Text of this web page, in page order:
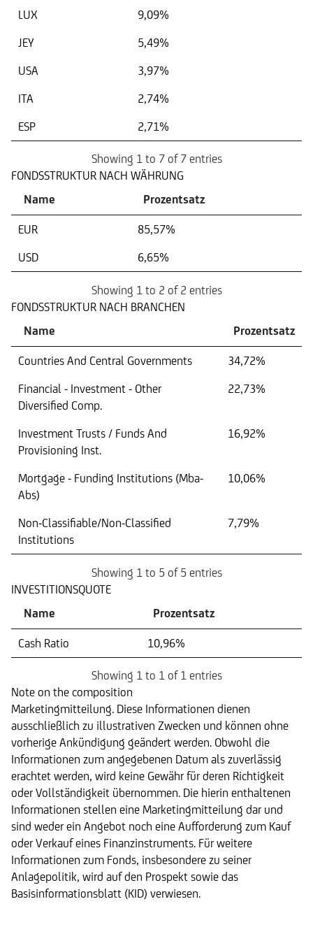
LUX
9,09%
JEY
5,49%
USA
3,97%
ITA
2,74%
ESP
2,71%
Showing 1 to 7 of 7 entries
FONDSSTRUKTUR NACH WÄHRUNG
Name
Prozentsatz
EUR
85,57%
USD
6,65%
Showing 1 to 2 of 2 entries
FONDSSTRUKTUR NACH BRANCHEN
Name
Prozentsatz
Countries And Central Governments
34,72%
Financial - Investment - Other
Diversified Comp.
22,73%
Investment Trusts / Funds And
Provisioning Inst.
16,92%
Mortgage - Funding Institutions (Mba-
Abs)
10,06%
Non-Classifiable/Non-Classified
Institutions
7,79%
Showing 1 to 5 of 5 entries
INVESTITIONSQUOTE
Name
Prozentsatz
Cash Ratio 10,96%
Showing 1 to 1 of 1 entries
Note on the composition
Marketingmitteilung. Diese Informationen dienen
ausschließlich zu illustrativen Zwecken und können ohne
vorherige Ankündigung geändert werden. Obwohl die
Informationen zum angegebenen Datum als zuverlässig
erachtet werden, wird keine Gewähr für deren Richtigkeit
oder Vollständigkeit übernommen. Die hierin enthaltenen
Informationen stellen eine Marketingmitteilung dar und
sind weder ein Angebot noch eine Aufforderung zum Kauf
oder Verkauf eines Finanzinstruments. Für weitere
Informationen zum Fonds, insbesondere zu seiner
Anlagepolitik, wird auf den Prospekt sowie das
Basisinformationsblatt (KID) verwiesen.